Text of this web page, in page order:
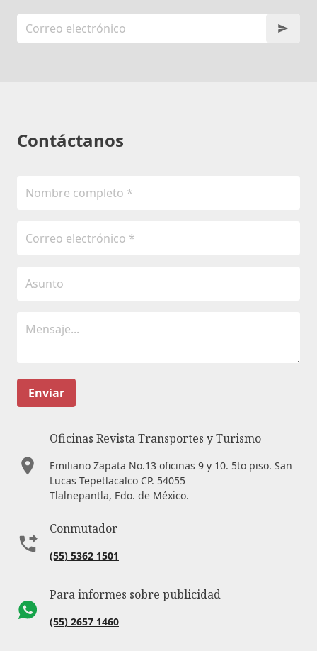
Contáctanos
Enviar
Oficinas Revista Transportes y Turismo
Emiliano Zapata No.13 oficinas 9 y 10. 5to piso. San
Lucas Tepetlacalco CP. 54055
Tlalnepantla, Edo. de México.
Conmutador
(55) 5362 1501
Para informes sobre publicidad
(55) 2657 1460